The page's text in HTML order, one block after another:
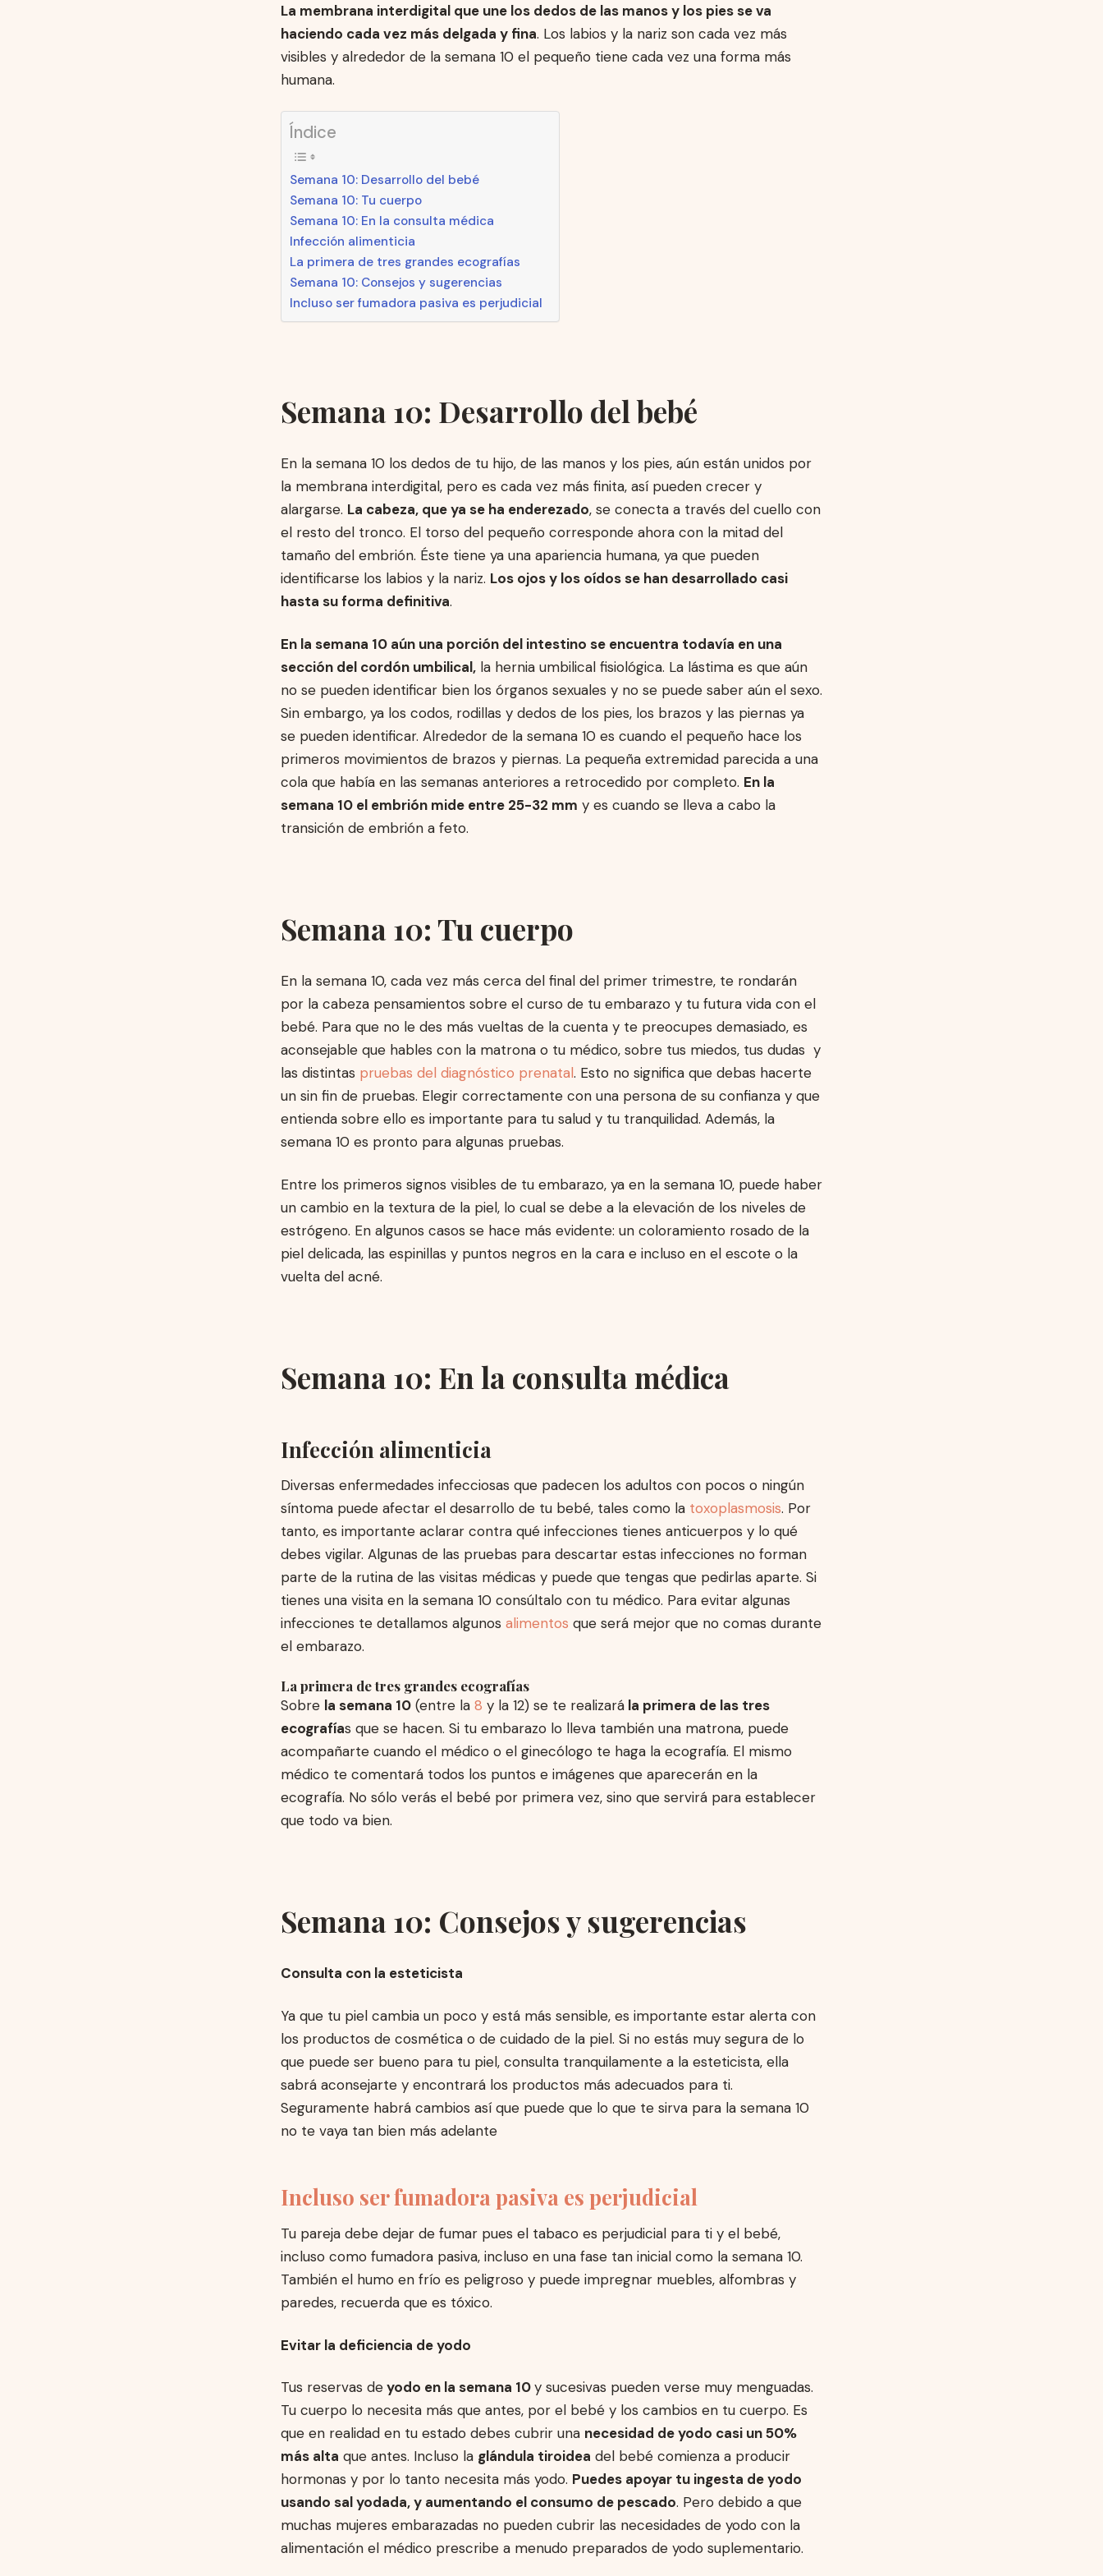
La membrana interdigital que une los dedos de las manos y los pies se va
haciendo cada vez más delgada y fina. Los labios y la nariz son cada vez más
visibles y alrededor de la semana 10 el pequeño tiene cada vez una forma más
humana.
Índice
Semana 10: Desarrollo del bebé
Semana 10: Tu cuerpo
Semana 10: En la consulta médica
Infección alimenticia
La primera de tres grandes ecografías
Semana 10: Consejos y sugerencias
Incluso ser fumadora pasiva es perjudicial
Semana 10: Desarrollo del bebé
En la semana 10 los dedos de tu hijo, de las manos y los pies, aún están unidos por
la membrana interdigital, pero es cada vez más finita, así pueden crecer y
alargarse. La cabeza, que ya se ha enderezado, se conecta a través del cuello con
el resto del tronco. El torso del pequeño corresponde ahora con la mitad del
tamaño del embrión. Éste tiene ya una apariencia humana, ya que pueden
identificarse los labios y la nariz. Los ojos y los oídos se han desarrollado casi
hasta su forma definitiva.
En la semana 10 aún una porción del intestino se encuentra todavía en una
sección del cordón umbilical, la hernia umbilical fisiológica. La lástima es que aún
no se pueden identificar bien los órganos sexuales y no se puede saber aún el sexo.
Sin embargo, ya los codos, rodillas y dedos de los pies, los brazos y las piernas ya
se pueden identificar. Alrededor de la semana 10 es cuando el pequeño hace los
primeros movimientos de brazos y piernas. La pequeña extremidad parecida a una
cola que había en las semanas anteriores a retrocedido por completo. En la
semana 10 el embrión mide entre 25-32 mm y es cuando se lleva a cabo la
transición de embrión a feto.
Semana 10: Tu cuerpo
En la semana 10, cada vez más cerca del final del primer trimestre, te rondarán
por la cabeza pensamientos sobre el curso de tu embarazo y tu futura vida con el
bebé. Para que no le des más vueltas de la cuenta y te preocupes demasiado, es
aconsejable que hables con la matrona o tu médico, sobre tus miedos, tus dudas y
las distintas pruebas del diagnóstico prenatal. Esto no significa que debas hacerte
un sin fin de pruebas. Elegir correctamente con una persona de su confianza y que
entienda sobre ello es importante para tu salud y tu tranquilidad. Además, la
semana 10 es pronto para algunas pruebas.
Entre los primeros signos visibles de tu embarazo, ya en la semana 10, puede haber
un cambio en la textura de la piel, lo cual se debe a la elevación de los niveles de
estrógeno. En algunos casos se hace más evidente: un coloramiento rosado de la
piel delicada, las espinillas y puntos negros en la cara e incluso en el escote o la
vuelta del acné.
Semana 10: En la consulta médica
Infección alimenticia
Diversas enfermedades infecciosas que padecen los adultos con pocos o ningún
síntoma puede afectar el desarrollo de tu bebé, tales como la toxoplasmosis. Por
tanto, es importante aclarar contra qué infecciones tienes anticuerpos y lo qué
debes vigilar. Algunas de las pruebas para descartar estas infecciones no forman
parte de la rutina de las visitas médicas y puede que tengas que pedirlas aparte. Si
tienes una visita en la semana 10 consúltalo con tu médico. Para evitar algunas
infecciones te detallamos algunos alimentos que será mejor que no comas durante
el embarazo.
La primera de tres grandes ecografías
Sobre la semana 10 (entre la 8 y la 12) se te realizará la primera de las tres
ecografías que se hacen. Si tu embarazo lo lleva también una matrona, puede
acompañarte cuando el médico o el ginecólogo te haga la ecografía. El mismo
médico te comentará todos los puntos e imágenes que aparecerán en la
ecografía. No sólo verás el bebé por primera vez, sino que servirá para establecer
que todo va bien.
Semana 10: Consejos y sugerencias
Consulta con la esteticista
Ya que tu piel cambia un poco y está más sensible, es importante estar alerta con
los productos de cosmética o de cuidado de la piel. Si no estás muy segura de lo
que puede ser bueno para tu piel, consulta tranquilamente a la esteticista, ella
sabrá aconsejarte y encontrará los productos más adecuados para ti.
Seguramente habrá cambios así que puede que lo que te sirva para la semana 10
no te vaya tan bien más adelante
Incluso ser fumadora pasiva es perjudicial
Tu pareja debe dejar de fumar pues el tabaco es perjudicial para ti y el bebé,
incluso como fumadora pasiva, incluso en una fase tan inicial como la semana 10.
También el humo en frío es peligroso y puede impregnar muebles, alfombras y
paredes, recuerda que es tóxico.
Evitar la deficiencia de yodo
Tus reservas deyodo en la semana 10y sucesivas pueden verse muy menguadas.
Tu cuerpo lo necesita más que antes, por el bebé y los cambios en tu cuerpo. Es
que en realidad en tu estado debes cubrir una necesidad de yodo casi un 50%
más alta que antes. Incluso la glándula tiroidea del bebé comienza a producir
hormonas y por lo tanto necesita más yodo. Puedes apoyar tu ingesta de yodo
usando sal yodada, y aumentando el consumo de pescado. Pero debido a que
muchas mujeres embarazadas no pueden cubrir las necesidades de yodo con la
alimentación el médico prescribe a menudo preparados de yodo suplementario.